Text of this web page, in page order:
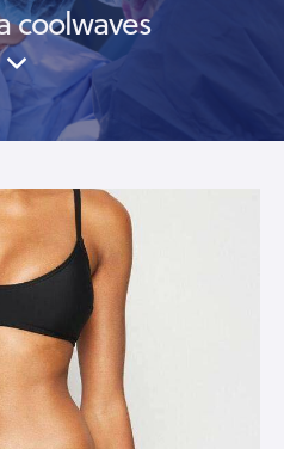
coolwaves